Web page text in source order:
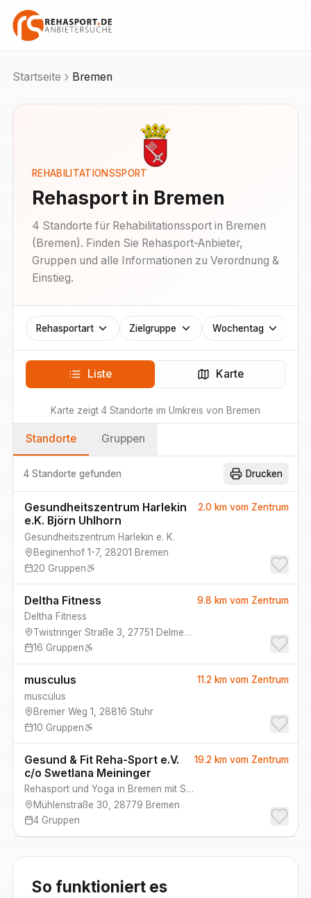
Startseite Bremen
REHABILITATIONSSPORT
Rehasport in Bremen
4 Standorte für Rehabilitationssport in Bremen
(Bremen). Finden Sie Rehasport-Anbieter,
Gruppen und alle Informationen zu Verordnung &
Einstieg.
Rehasportart Zielgruppe Wochentag
Liste Karte
Karte zeigt 4 Standorte im Umkreis von Bremen
Standorte Gruppen
4 Standorte gefunden Drucken
Gesundheitszentrum Harlekin
e.K. Björn Uhlhorn
Gesundheitszentrum Harlekin e. K.
Beginenhof 1-7, 28201 Bremen
20 Gruppen
2.0 kmvom Zentrum
Deltha Fitness
Deltha Fitness
Twistringer Straße 3
27751 Delmenhorst
16 Gruppen
9.8 kmvom Zentrum
musculus
musculus
Bremer Weg 1
28816 Stuhr
10 Gruppen
11.2 kmvom Zentrum
Gesund & Fit Reha-Sport e.V.
c/o Swetlana Meininger
Rehasport und Yoga in Bremen mit Swetlana Meininger und Co.
Mühlenstraße 30
28779 Bremen
4 Gruppen
19.2 kmvom Zentrum
So funktioniert es